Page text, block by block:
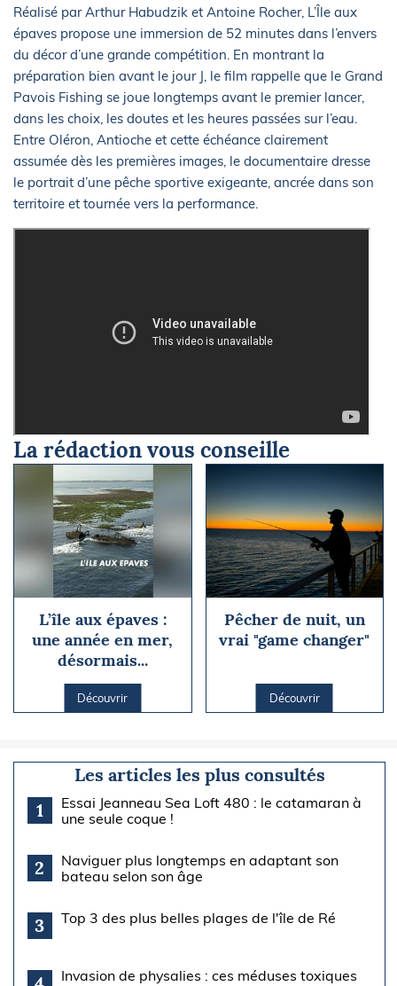
Réalisé par Arthur Habudzik et Antoine Rocher, L’Île aux
épaves propose une immersion de 52 minutes dans l’envers
du décor d’une grande compétition. En montrant la
préparation bien avant le jour J, le film rappelle que le Grand
Pavois Fishing se joue longtemps avant le premier lancer,
dans les choix, les doutes et les heures passées sur l’eau.
Entre Oléron, Antioche et cette échéance clairement
assumée dès les premières images, le documentaire dresse
le portrait d’une pêche sportive exigeante, ancrée dans son
territoire et tournée vers la performance.
La rédaction vous conseille
L’île aux épaves :
une année en mer,
désormais...
Découvrir
Pêcher de nuit, un
vrai "game changer"
Découvrir
Les articles les plus consultés
1
Essai Jeanneau Sea Loft 480 : le catamaran à
une seule coque !
2
Naviguer plus longtemps en adaptant son
bateau selon son âge
3 Top 3 des plus belles plages de l'île de Ré
Invasion de physalies : ces méduses toxiques